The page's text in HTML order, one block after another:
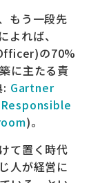
もう一段先
よれば、
の70%
に主たる責
Gartner
)。
て置く時代
人が経営に